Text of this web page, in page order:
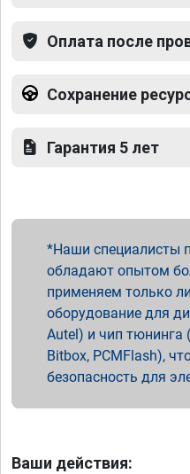
Оплата после
Сохранение
Гарантия 5 лет
Наши специалисты
обладают опытом
применяем только
оборудование для
Autel) и чип тюнинга
Bitbox, PCMFlash),
безопасность для
Ваши действия: